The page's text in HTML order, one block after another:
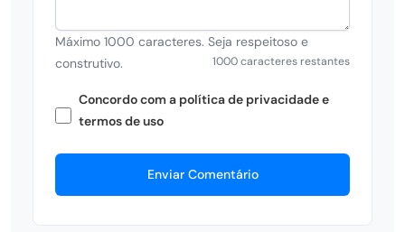
Máximo 1000 caracteres. Seja respeitoso e
construtivo.
1000 caracteres restantes
Concordo com a política de privacidade e
termos de uso
Enviar Comentário